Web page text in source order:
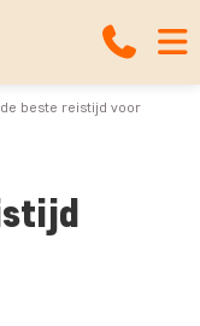
beste reistijd voor